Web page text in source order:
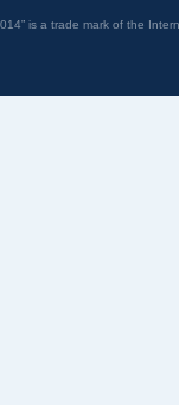
is a trade mark of the